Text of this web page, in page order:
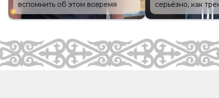
серьёзно, как тренируюсь.
стало проще